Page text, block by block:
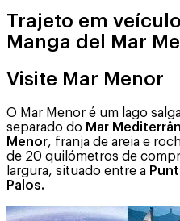
Trajeto em
Manga del Mar
Visite Mar Menor
O Mar Menor é um lago
separado do Mar
Menor, franja de areia e
de 20 quilómetros de
largura, situado entre a
Palos.